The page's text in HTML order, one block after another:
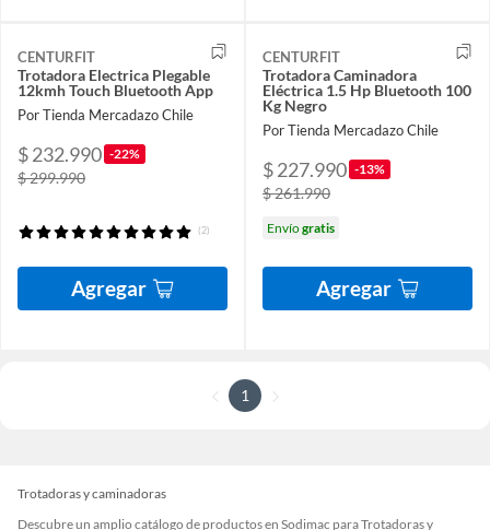
CENTURFIT
Trotadora Electrica Plegable
12kmh Touch Bluetooth App
Por Tienda Mercadazo Chile
$ 232.990 -22%
$ 299.990
(2)
Agregar
CENTURFIT
Trotadora Caminadora
Eléctrica 1.5 Hp Bluetooth 100
Kg Negro
Por Tienda Mercadazo Chile
$ 227.990 -13%
$ 261.990
Envíogratis
Agregar
1
Trotadoras y caminadoras
Descubre un amplio catálogo de productos en Sodimac para Trotadoras y